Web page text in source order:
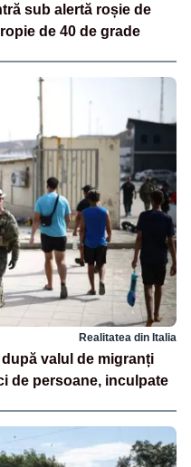
sub alertă roșie de
de 40 de grade
Realitatea din Italia
valul de migranți
de persoane, inculpate